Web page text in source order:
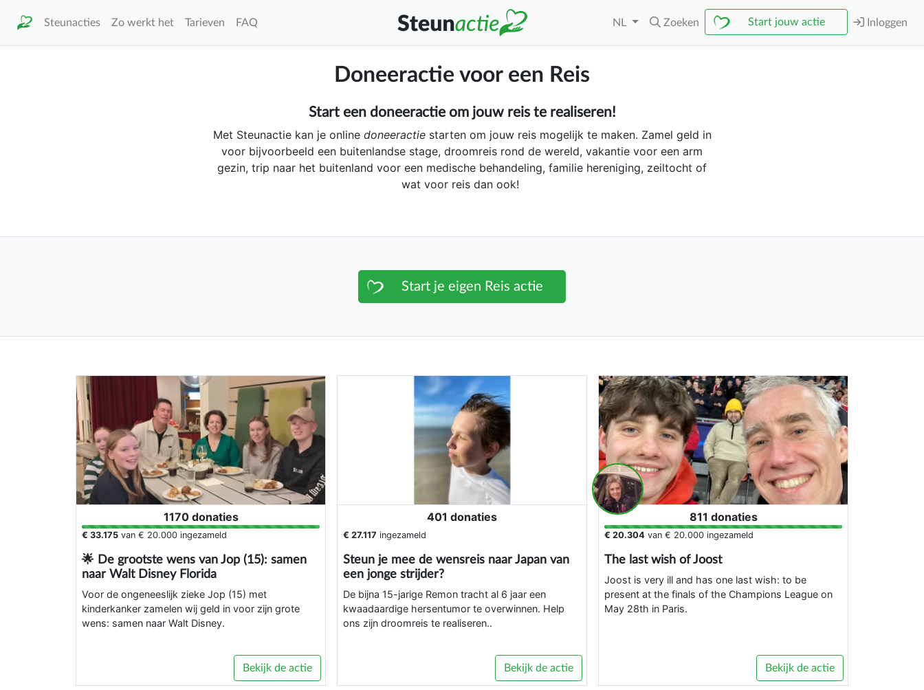
Steunacties Zo werkt het Tarieven FAQ NL Zoeken Start jouw actie Inloggen
Doneeractie voor een Reis
Start een doneeractie om jouw reis te realiseren!
Met Steunactie kan je online doneeractiestarten om jouw reis mogelijk te maken. Zamel geld in
voor bijvoorbeeld een buitenlandse stage, droomreis rond de wereld, vakantie voor een arm
gezin, trip naar het buitenland voor een medische behandeling, familie hereniging, zeiltocht of
wat voor reis dan ook!
Start je eigen Reis actie
1170 donaties
€ 33.175 van € 20.000 ingezameld
🌟 De grootste wens van Jop (15): samen
naar Walt Disney Florida
Voor de ongeneeslijk zieke Jop (15) met
kinderkanker zamelen wij geld in voor zijn grote
wens: samen naar Walt Disney.
Bekijk de actie
401 donaties
€ 27.117 ingezameld
Steun je mee de wensreis naar Japan van
een jonge strijder?
De bijna 15-jarige Remon tracht al 6 jaar een
kwaadaardige hersentumor te overwinnen. Help
ons zijn droomreis te realiseren..
Bekijk de actie
811 donaties
€ 20.304 van € 20.000 ingezameld
The last wish of Joost
Joost is very ill and has one last wish: to be
present at the finals of the Champions League on
May 28th in Paris.
Bekijk de actie